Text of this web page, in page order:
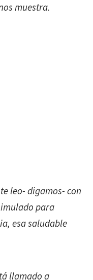
muestra.
leo- digamos- con
para
esa saludable
llamado a